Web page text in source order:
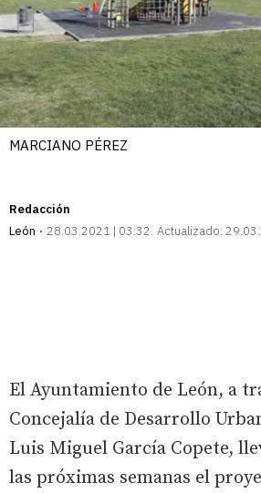
MARCIANO PÉREZ
Redacción
León
28.03.2021 | 03:32 Actualizado:
El Ayuntamiento de León, a
Concejalía de Desarrollo
Luis Miguel García Copete,
las próximas semanas el